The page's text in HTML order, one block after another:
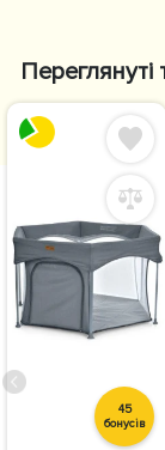
Переглянуті
45
бонусів